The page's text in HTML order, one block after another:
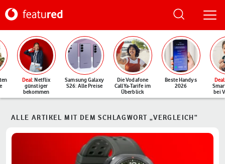
Deal: Netflix
günstiger
bekommen
Samsung Galaxy
S26: Alle Preise
Die Vodafone
CallYa-Tarife im
Überblick
Beste Handys
2026
Deal
bei
ALLE ARTIKEL MIT DEM SCHLAGWORT „VERGLEICH“